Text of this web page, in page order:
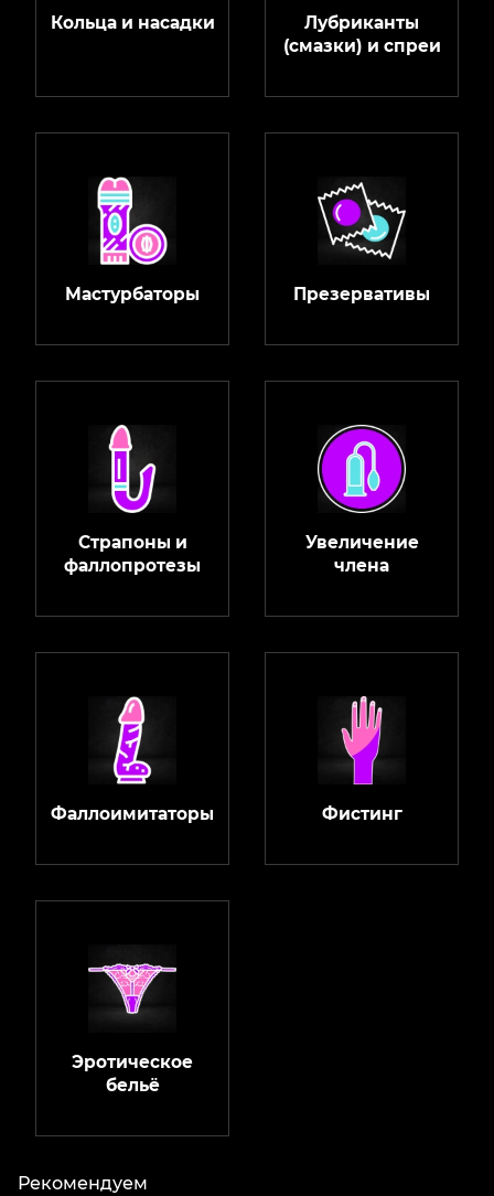
Кольца и насадки
Лубриканты
(смазки) и спреи
Мастурбаторы Презервативы
Страпоны и
фаллопротезы
Увеличение
члена
Фаллоимитаторы Фистинг
Эротическое
бельё
Рекомендуем